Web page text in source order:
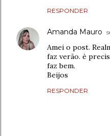
RESPONDER
Amanda Mauro
Amei o post.
faz verão. è
faz bem.
Beijos
RESPONDER